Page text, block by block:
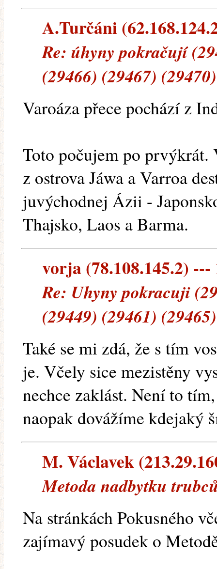
A.Turčáni
Re: úhyny pokračují
(29466) (29467)
Varoáza přece pochází z
Toto počujem po prvýkrát.
z ostrova Jáwa a Varroa
juvýchodnej Ázii -
Thajsko, Laos a Barma.
vorja (78.108.145.2) ---
Re: Uhyny pokracuji
(29449) (29461) (29465)
Také se mi zdá, že s tím
je. Včely sice mezistěny
nechce zaklást. Není to
naopak dovážíme kdejaký
M. Václavek
Metoda nadbytku
Na stránkách Pokusného
zajímavý posudek o